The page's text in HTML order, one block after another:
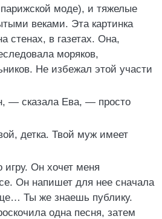
моде), и тяжелые
веками. Эта картинка
стенах, в газетах. Она,
моряков,
Не избежал этой участи
— сказала Ева, — просто
детка. Твой муж имеет
Он хочет меня
Он напишет для нее сначала
Ты же знаешь публику.
одна песня, затем